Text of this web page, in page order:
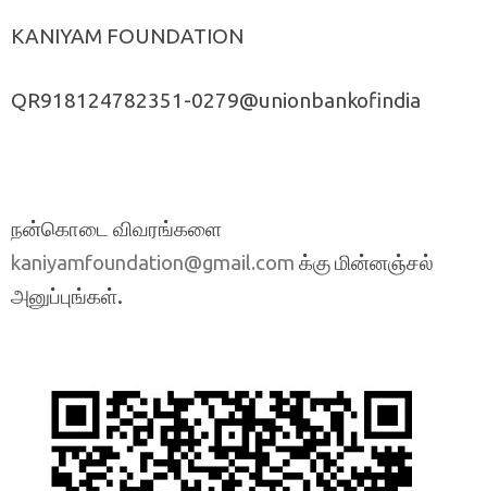
KANIYAM FOUNDATION
QR918124782351-0279@unionbankofindia
நன்கொடை விவரங்களை
kaniyamfoundation@gmail.com க்கு மின்னஞ்சல்
அனுப்புங்கள்.